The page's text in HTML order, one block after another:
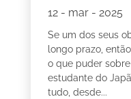
12 - mar - 2025
Se um dos seus
longo prazo,
o que puder
estudante do
tudo, desde...